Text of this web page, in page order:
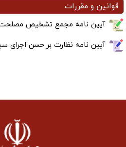
قوانین و مقررات
آیین نامه مجمع تشخیص
آیین نامه نظارت بر حسن اجرای